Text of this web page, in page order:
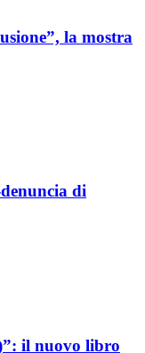
la mostra
di
il nuovo libro